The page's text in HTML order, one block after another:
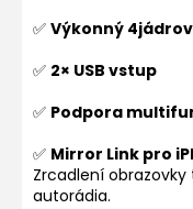
✅ Výkonný
✅ 2× USB vstup
✅ Podpora
✅ Mirror Link pro
Zrcadlení
autorádia.